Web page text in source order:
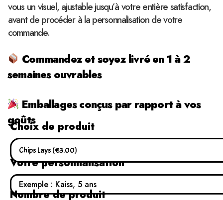
vous un visuel, ajustable jusqu’à votre entière satisfaction,
avant de procéder à la personnalisation de votre
commande.
Commandez et soyez livré en 1 à 2
semaines ouvrables
Emballages conçus par rapport à vos
goûts
Choix de produit
Votre personnalisation
Nombre de produit